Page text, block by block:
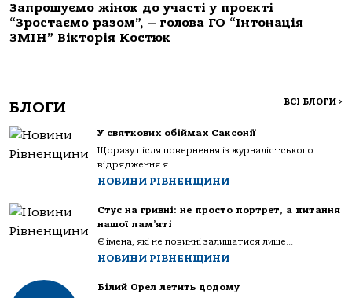
Запрошуємо жінок до участі у проєкті
“Зростаємо разом”, – голова ГО “Інтонація
ЗМІН” Вікторія Костюк
БЛОГИ ВСІ БЛОГИ >
У святкових обіймах Саксонії
Щоразу після повернення із журналістського
відрядження я...
НОВИНИ РІВНЕНЩИНИ
Стус на гривні: не просто портрет, а питання
нашої пам’яті
Є імена, які не повинні залишатися лише...
НОВИНИ РІВНЕНЩИНИ
Білий Орел летить додому